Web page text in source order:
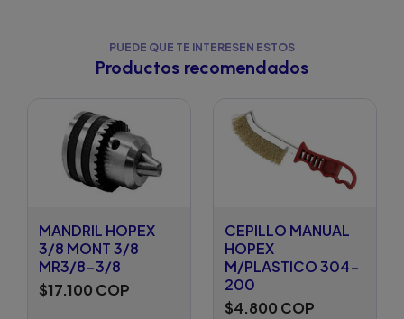
PUEDE QUE TE INTERESEN ESTOS
Productos recomendados
MANDRIL HOPEX
3/8 MONT 3/8
MR3/8-3/8
$17.100 COP
CEPILLO MANUAL
HOPEX
M/PLASTICO 304-
200
$4.800 COP